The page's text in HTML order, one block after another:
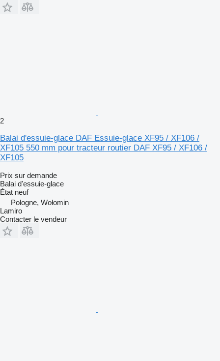
2
Balai d'essuie-glace DAF Essuie-glace XF95 / XF106 /
XF105 550 mm pour tracteur routier DAF XF95 / XF106 /
XF105
Prix sur demande
Balai d'essuie-glace
État neuf
Pologne, Wołomin
Lamiro
Contacter le vendeur